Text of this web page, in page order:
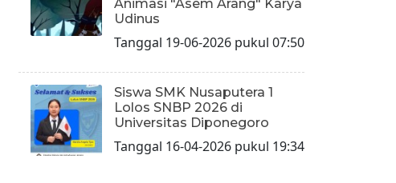
Animasi "Asem Arang" Karya
Udinus
Tanggal 19-06-2026 pukul 07:50
Siswa SMK Nusaputera 1
Lolos SNBP 2026 di
Universitas Diponegoro
Tanggal 16-04-2026 pukul 19:34